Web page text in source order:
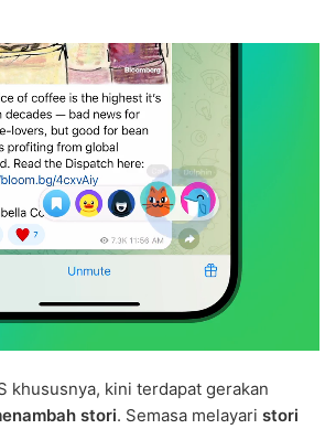
khususnya, kini terdapat gerakan
stori. Semasa melayari stori